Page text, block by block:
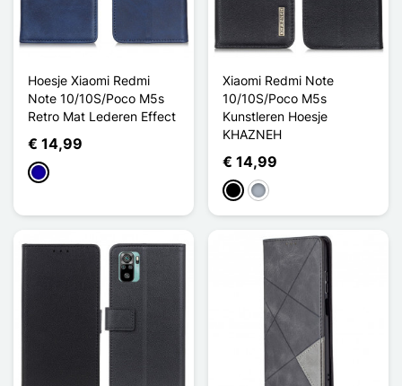
Hoesje Xiaomi Redmi
Note 10/10S/Poco M5s
Retro Mat Lederen Effect
€ 14,99
Donkerblauw
Xiaomi Redmi Note
10/10S/Poco M5s
Kunstleren Hoesje
KHAZNEH
€ 14,99
ZwartGrijs